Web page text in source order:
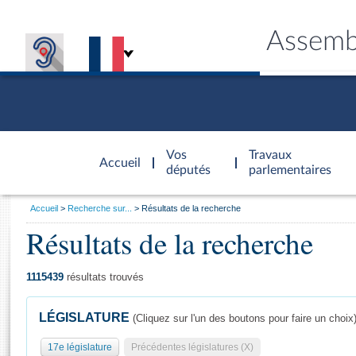
Accueil
d'accueil
Vos
députés
Travaux
parlementaires
Général
Vous
Accueil Recherche sur... Résultats de la recherche
Résultats de la recherche
1115439 résultats trouvés
LÉGISLATURE (Cliquez sur l'un des boutons pour faire un choix)
17e législature Précédentes législatures (X)